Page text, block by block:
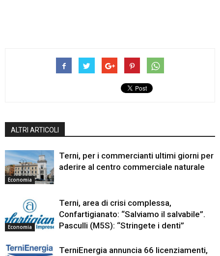
ALTRI ARTICOLI
Economia
Terni, per i commercianti ultimi giorni per
aderire al centro commerciale naturale
Economia
Terni, area di crisi complessa,
Confartigianato: “Salviamo il salvabile”.
Pasculli (M5S): “Stringete i denti”
TerniEnergia annuncia 66 licenziamenti,